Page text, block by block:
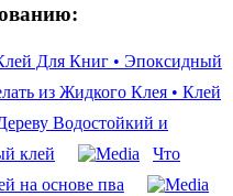
Для Книг • Эпоксидный
из Жидкого Клея • Клей
Водостойкий и
клей
Что
на основе пва